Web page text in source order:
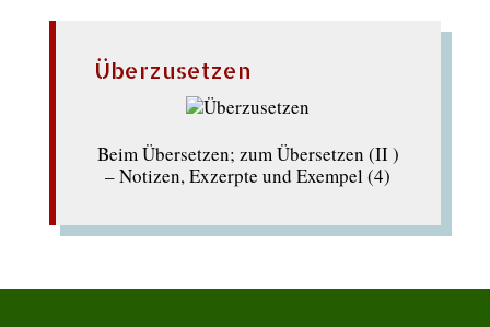
Überzusetzen
Beim Übersetzen; zum Übersetzen (II )
– Notizen, Exzerpte und Exempel (4)